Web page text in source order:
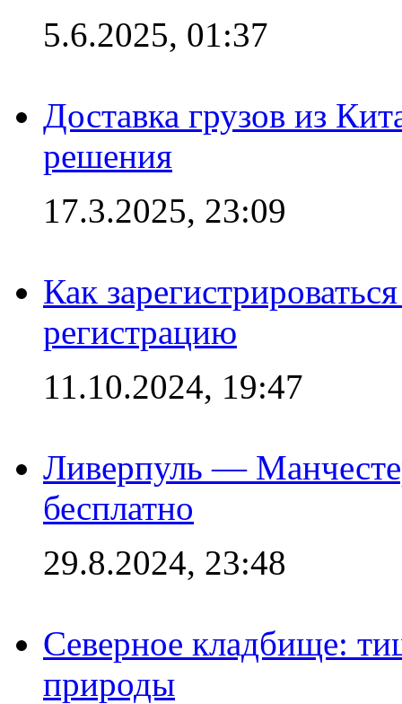
5.6.2025, 01:37
Доставка грузов из
решения
17.3.2025, 23:09
Как
регистрацию
11.10.2024, 19:47
Ливерпуль —
бесплатно
29.8.2024, 23:48
Северное кладбище:
природы